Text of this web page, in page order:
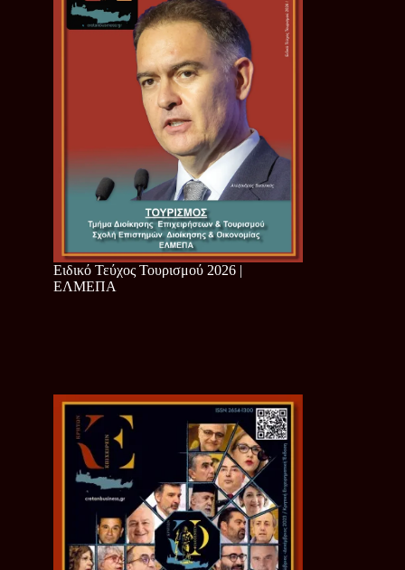
Ειδικό Τεύχος Τουρισμού 2026 |
ΕΛΜΕΠΑ